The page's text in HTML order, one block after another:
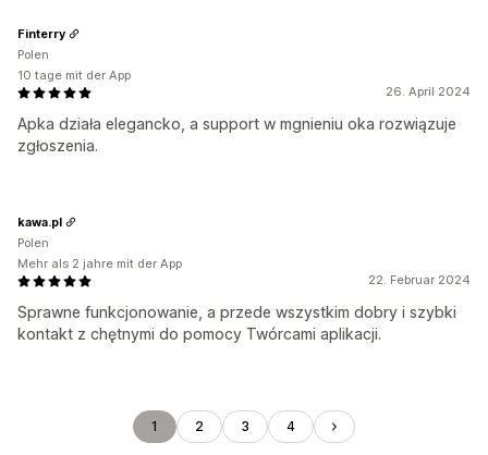
26. April 2024
Apka działa elegancko, a support w mgnieniu oka rozwiązuje
zgłoszenia.
Finterry
Polen
10 tage mit der App
22. Februar 2024
Sprawne funkcjonowanie, a przede wszystkim dobry i szybki
kontakt z chętnymi do pomocy Twórcami aplikacji.
kawa.pl
Polen
Mehr als 2 jahre mit der App
1 2 3 4